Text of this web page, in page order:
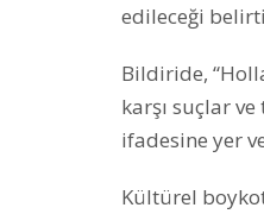
edileceği
Bildiride,
karşı suçlar
ifadesine yer
Kültürel